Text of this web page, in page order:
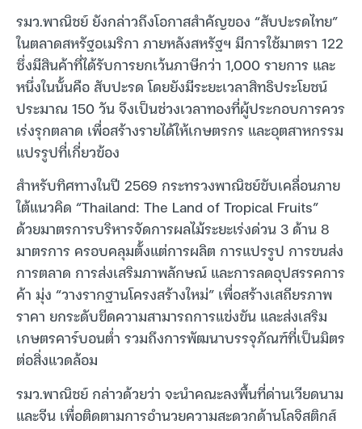
รมว.พาณิชย์ ยังกล่าวถึงโอกาสสำคัญของ “สับปะรดไทย”
ในตลาดสหรัฐอเมริกา ภายหลังสหรัฐฯ มีการใช้มาตรา 122
ซึ่งมีสินค้าที่ได้รับการยกเว้นภาษีกว่า 1,000 รายการ และ
หนึ่งในนั้นคือ สับปะรด โดยยังมีระยะเวลาสิทธิประโยชน์
ประมาณ 150 วัน จึงเป็นช่วงเวลาทองที่ผู้ประกอบการควร
เร่งรุกตลาด เพื่อสร้างรายได้ให้เกษตรกร และอุตสาหกรรม
แปรรูปที่เกี่ยวข้อง
สำหรับทิศทางในปี 2569 กระทรวงพาณิชย์ขับเคลื่อนภาย
ใต้แนวคิด “Thailand: The Land of Tropical Fruits”
ด้วยมาตรการบริหารจัดการผลไม้ระยะเร่งด่วน 3 ด้าน 8
มาตรการ ครอบคลุมตั้งแต่การผลิต การแปรรูป การขนส่ง
การตลาด การส่งเสริมภาพลักษณ์ และการลดอุปสรรคการ
ค้า มุ่ง “วางรากฐานโครงสร้างใหม่” เพื่อสร้างเสถียรภาพ
ราคา ยกระดับขีดความสามารถการแข่งขัน และส่งเสริม
เกษตรคาร์บอนต่ำ รวมถึงการพัฒนาบรรจุภัณฑ์ที่เป็นมิตร
ต่อสิ่งแวดล้อม
รมว.พาณิชย์ กล่าวด้วยว่า จะนำคณะลงพื้นที่ด่านเวียดนาม
และจีน เพื่อติดตามการอำนวยความสะดวกด้านโลจิสติกส์